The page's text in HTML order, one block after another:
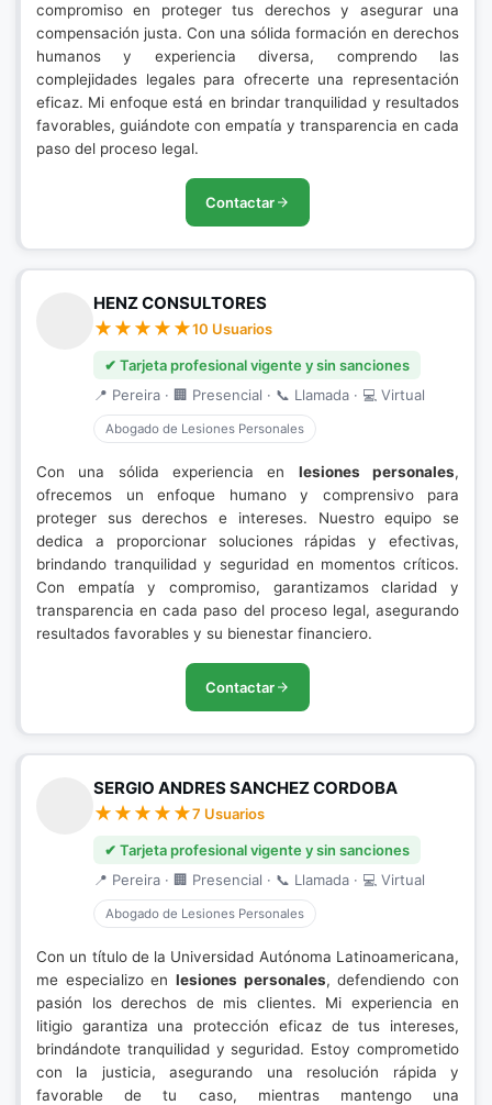
compromiso en proteger tus derechos y asegurar una
compensación justa. Con una sólida formación en derechos
humanos y experiencia diversa, comprendo las
complejidades legales para ofrecerte una representación
eficaz. Mi enfoque está en brindar tranquilidad y resultados
favorables, guiándote con empatía y transparencia en cada
paso del proceso legal.
Contactar
HENZ CONSULTORES
10 Usuarios
✔ Tarjeta profesional vigente y sin sanciones
📍 Pereira · 🏢 Presencial · 📞 Llamada · 💻 Virtual
Abogado de Lesiones Personales
Con una sólida experiencia en lesiones personales,
ofrecemos un enfoque humano y comprensivo para
proteger sus derechos e intereses. Nuestro equipo se
dedica a proporcionar soluciones rápidas y efectivas,
brindando tranquilidad y seguridad en momentos críticos.
Con empatía y compromiso, garantizamos claridad y
transparencia en cada paso del proceso legal, asegurando
resultados favorables y su bienestar financiero.
Contactar
SERGIO ANDRES SANCHEZ CORDOBA
7 Usuarios
✔ Tarjeta profesional vigente y sin sanciones
📍 Pereira · 🏢 Presencial · 📞 Llamada · 💻 Virtual
Abogado de Lesiones Personales
Con un título de la Universidad Autónoma Latinoamericana,
me especializo en lesiones personales, defendiendo con
pasión los derechos de mis clientes. Mi experiencia en
litigio garantiza una protección eficaz de tus intereses,
brindándote tranquilidad y seguridad. Estoy comprometido
con la justicia, asegurando una resolución rápida y
favorable de tu caso, mientras mantengo una